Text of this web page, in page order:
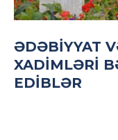
ƏDƏBIYYAT
XADIMLƏRI
EDIBLƏR